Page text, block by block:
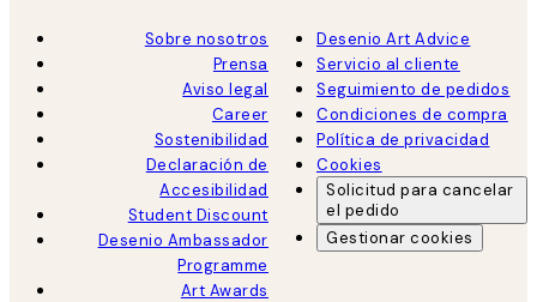
Sobre nosotros
Prensa
Aviso legal
Career
Sostenibilidad
Declaración de
Accesibilidad
Student Discount
Desenio Ambassador
Programme
Art Awards
Desenio Art Advice
Servicio al cliente
Seguimiento de pedidos
Condiciones de compra
Política de privacidad
Cookies
Solicitud para cancelar
el pedido
Gestionar cookies